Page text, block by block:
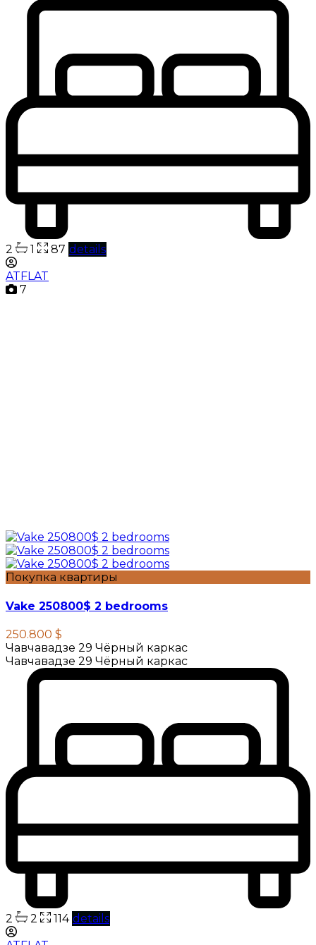
2 1 87 details
ATFLAT
7
Покупка квартиры
Vake 250800$ 2 bedrooms
250.800 $
Чавчавадзе 29 Чёрный каркас
Чавчавадзе 29 Чёрный каркас
2 2 114 details